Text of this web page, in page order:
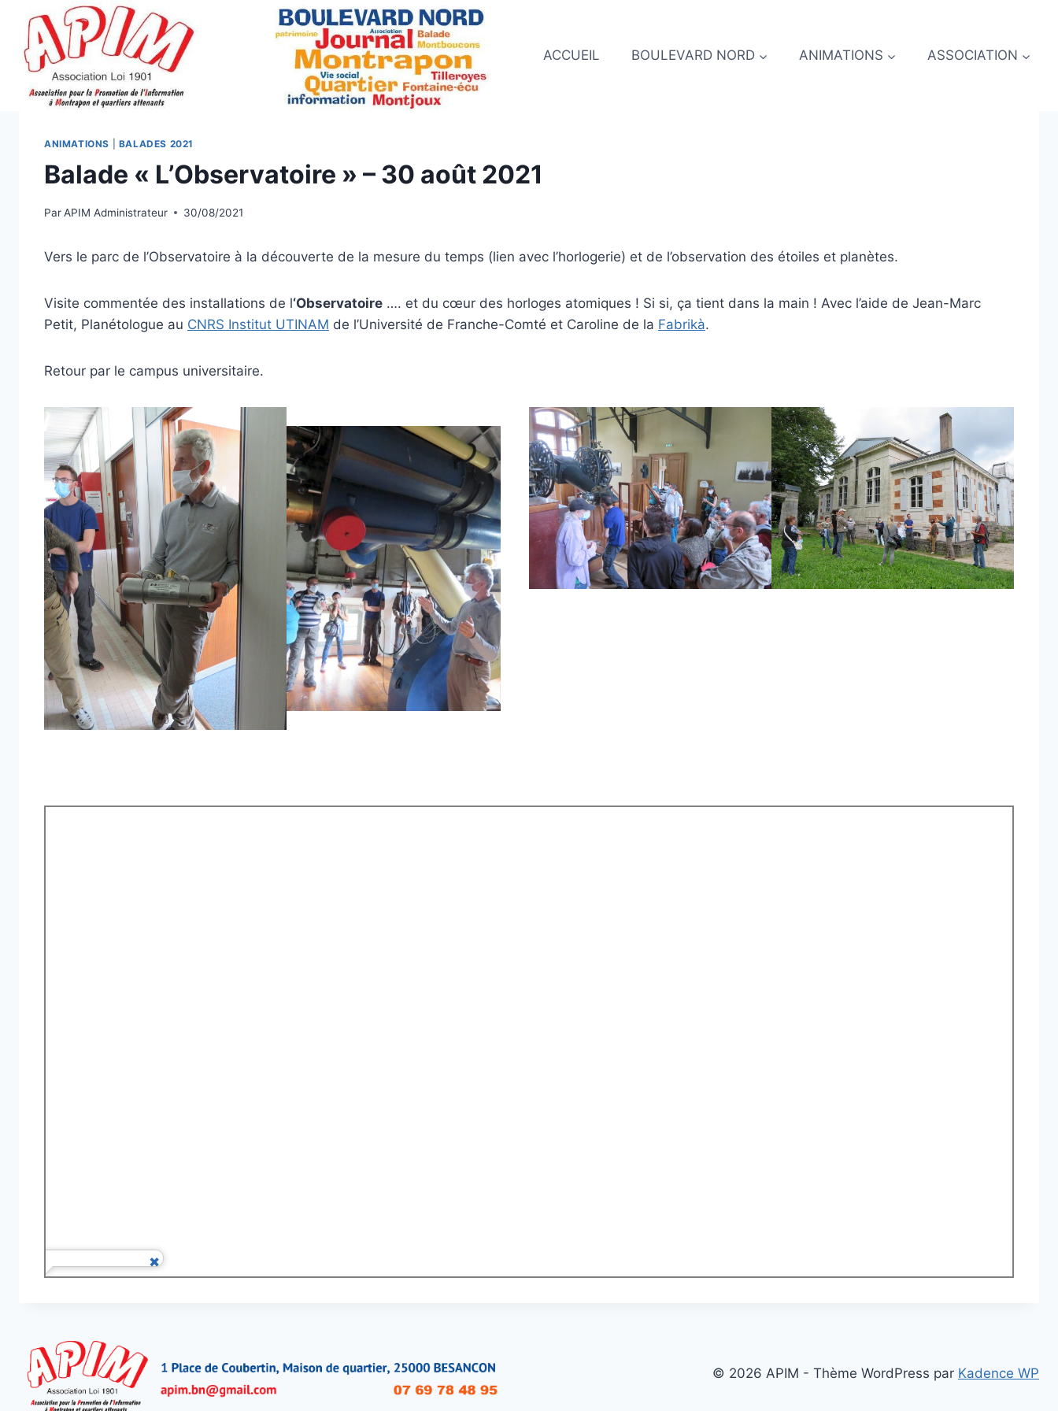
contenu
ACCUEIL BOULEVARD NORD ANIMATIONS ASSOCIATION
ANIMATIONS BALADES 2021
Balade « L’Observatoire » – 30 août 2021
ParAPIM Administrateur 30/08/2021
Vers le parc de l’Observatoire à la découverte de la mesure du temps (lien avec l’horlogerie) et de l’observation des étoiles et planètes.
Visite commentée des installations de l‘Observatoire …. et du cœur des horloges atomiques ! Si si, ça tient dans la main ! Avec l’aide de Jean-Marc
Petit, Planétologue au CNRS Institut UTINAM de l’Université de Franche-Comté et Caroline de la Fabrikà.
Retour par le campus universitaire.
© 2026 APIM - Thème WordPress par Kadence WP